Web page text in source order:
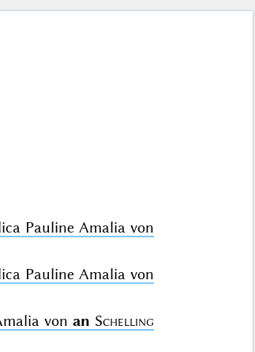
Pauline Amalia von
Pauline Amalia von
von an Schelling